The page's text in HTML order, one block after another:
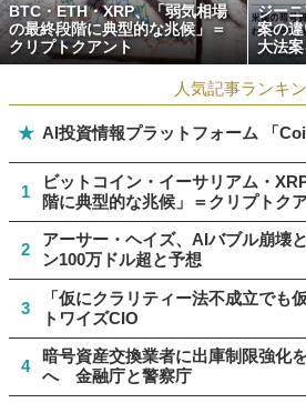
BTC・ETH・XRP、「弱気相場
の最終段階に典型的な兆候」＝
クリプトクアント
ジー
案の
大法
人気記事ランキ
★ AI投資情報プラットフォーム 「
1
ビットコイン・イーサリアム・
階に典型的な兆候」＝クリプトク
2
アーサー・ヘイズ、AIバブル崩壊
ン100万ドル超と予想
3
「仮にクラリティー法不成立でも
トワイズCIO
4
暗号資産交換業者に出庫制限強化
へ 金融庁と警察庁